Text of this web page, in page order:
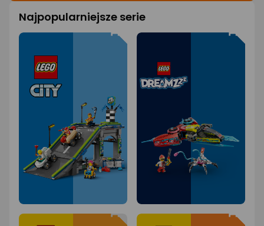
Najpopularniejsze serie